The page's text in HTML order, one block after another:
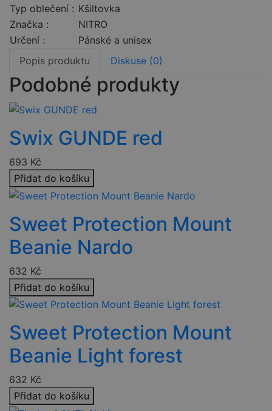
Typ oblečení : Kšiltovka
Značka :
NITRO
Určení :
Pánské a unisex
Popis produktu
Diskuse (0)
Podobné produkty
Swix GUNDE red
693 Kč
Přidat do košíku
Sweet Protection Mount
Beanie Nardo
632 Kč
Přidat do košíku
Sweet Protection Mount
Beanie Light forest
632 Kč
Přidat do košíku